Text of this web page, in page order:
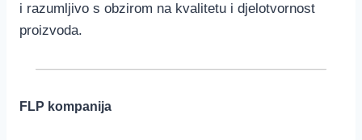
i razumljivo s obzirom na kvalitetu i djelotvornost
proizvoda.
FLP kompanija